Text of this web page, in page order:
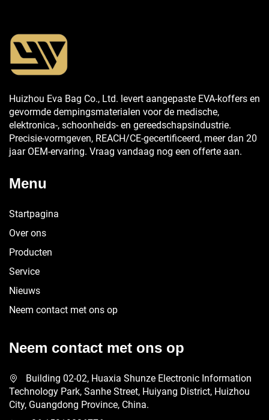
Huizhou Eva Bag Co., Ltd. levert aangepaste EVA-koffers en
gevormde dempingsmaterialen voor de medische,
elektronica-, schoonheids- en gereedschapsindustrie.
Precisie-vormgeven, REACH/CE-gecertificeerd, meer dan 20
jaar OEM-ervaring. Vraag vandaag nog een offerte aan.
Menu
Startpagina
Over ons
Producten
Service
Nieuws
Neem contact met ons op
Neem contact met ons op
Building 02-02, Huaxia Shunze Electronic Information
Technology Park, Sanhe Street, Huiyang District, Huizhou
City, Guangdong Province, China.